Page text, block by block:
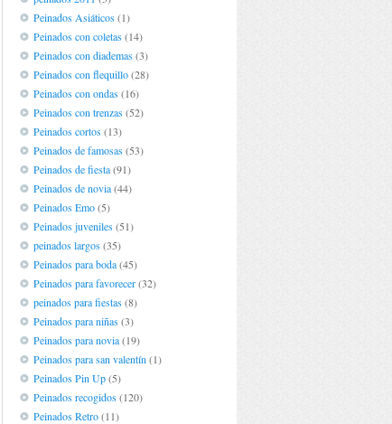
Peinados Asiáticos(1)
Peinados con coletas(14)
Peinados con diademas(3)
Peinados con flequillo(28)
Peinados con ondas(16)
Peinados con trenzas(52)
Peinados cortos(13)
Peinados de famosas(53)
Peinados de fiesta(91)
Peinados de novia(44)
Peinados Emo(5)
Peinados juveniles(51)
peinados largos(35)
Peinados para boda(45)
Peinados para favorecer(32)
peinados para fiestas(8)
Peinados para niñas(3)
Peinados para novia(19)
Peinados para san valentín (1)
Peinados Pin Up(5)
Peinados recogidos(120)
Peinados Retro(11)